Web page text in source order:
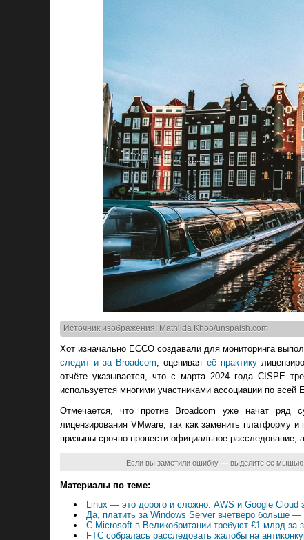
Источник изображения: Mathilda Khoo/unspalsh.com
Хот изначально ECCO создавали для мониторинга
следит и за Broadcom, оценивая её практику
отчёте указывается, что с марта 2024 года CISPE
используется многими участниками ассоциации по всей
Отмечается, что против Broadcom уже начат ряд
лицензирования VMware, так как заменить платформу
призывы срочно провести официальное расследование,
Если вы заметили ошибку — выделите ее
Материалы по теме:
Linux — это дорого и сложно: AWS и Google Cloud
Да, платить за Windows Server вчетверо больше —
С Microsoft в Великобритании требуют £1 млрд за
FTC собралась расследовать жалобы на